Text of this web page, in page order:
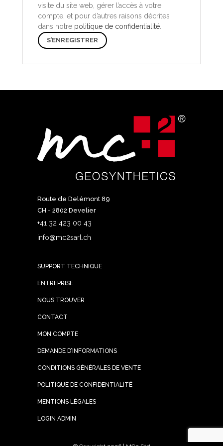
visite du site web, gérer l’accès à votre
compte, et pour d’autres raisons décrites
dans notre politique de confidentialité.
S’ENREGISTRER
Route de Delémont 89
CH - 2802 Develier
+41 32 423 00 43
info@mc2sarl.ch
SUPPORT TECHNIQUE
ENTREPRISE
NOUS TROUVER
CONTACT
MON COMPTE
DEMANDE D’INFORMATIONS
CONDITIONS GÉNÉRALES DE VENTE
POLITIQUE DE CONFIDENTIALITÉ
MENTIONS LÉGALES
LOGIN ADMIN